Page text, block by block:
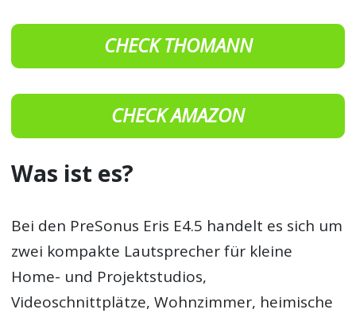
CHECK THOMANN
CHECK AMAZON
Was ist es?
Bei den PreSonus Eris E4.5 handelt es sich um
zwei kompakte Lautsprecher für kleine
Home- und Projektstudios,
Videoschnittplätze, Wohnzimmer, heimische